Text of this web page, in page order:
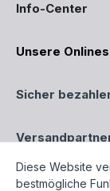
Info-Center
Unsere
Sicher
Diese Website
bestmögliche